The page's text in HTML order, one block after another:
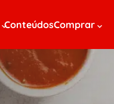
ConteúdosComprar